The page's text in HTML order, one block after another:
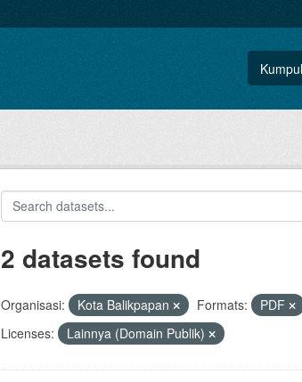
2 datasets found
Organisasi: Kota Balikpapan Formats: PDF
Licenses:
Lainnya (Domain Publik)